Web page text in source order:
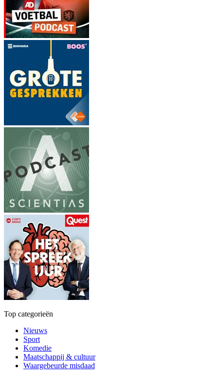
Top categorieën
Nieuws
Sport
Komedie
Maatschappij & cultuur
Waargebeurde misdaad